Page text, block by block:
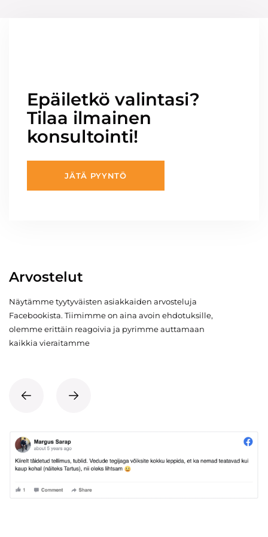
Epäiletkö valintasi?
Tilaa ilmainen
konsultointi!
JÄTÄ PYYNTÖ
Arvostelut
Näytämme tyytyväisten asiakkaiden arvosteluja
Facebookista. Tiimimme on aina avoin ehdotuksille,
olemme erittäin reagoivia ja pyrimme auttamaan
kaikkia vieraitamme